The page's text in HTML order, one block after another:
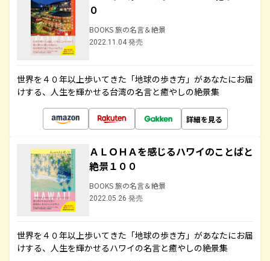
０
BOOKS 旅の名言＆絶景
2022.11.04 発売
世界を４０年以上歩いてきた「地球の歩き方」があなたにお届
けする、人生を輝かせる台湾の名言と癒やしの絶景集
詳細を見る
ＡＬＯＨＡを感じるハワイのことばと
絶景１００
BOOKS 旅の名言＆絶景
2022.05.26 発売
世界を４０年以上歩いてきた「地球の歩き方」があなたにお届
けする、人生を輝かせるハワイの名言と癒やしの絶景集